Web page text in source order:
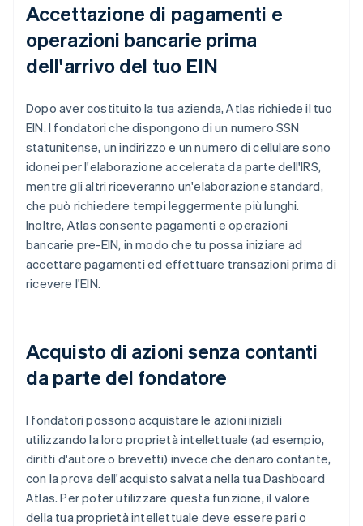
Accettazione di pagamenti e
operazioni bancarie prima
dell'arrivo del tuo EIN
Dopo aver costituito la tua azienda, Atlas richiede il tuo
EIN. I fondatori che dispongono di un numero SSN
statunitense, un indirizzo e un numero di cellulare sono
idonei per l'elaborazione accelerata da parte dell'IRS,
mentre gli altri riceveranno un'elaborazione standard,
che può richiedere tempi leggermente più lunghi.
Inoltre, Atlas consente pagamenti e operazioni
bancarie pre-EIN, in modo che tu possa iniziare ad
accettare pagamenti ed effettuare transazioni prima di
ricevere l'EIN.
Acquisto di azioni senza contanti
da parte del fondatore
I fondatori possono acquistare le azioni iniziali
utilizzando la loro proprietà intellettuale (ad esempio,
diritti d'autore o brevetti) invece che denaro contante,
con la prova dell'acquisto salvata nella tua Dashboard
Atlas. Per poter utilizzare questa funzione, il valore
della tua proprietà intellettuale deve essere pari o